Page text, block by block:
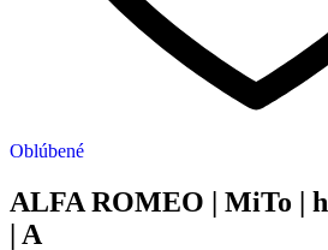
Oblúbené
ALFA ROMEO | MiTo |
| A